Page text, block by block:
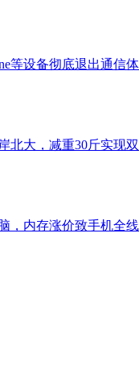
等设备彻底退出通信
北大，减重30斤实现
，内存涨价致手机全